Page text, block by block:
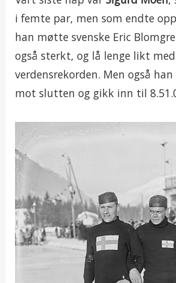
i femte par, men som endte
han møtte svenske Eric
også sterkt, og lå lenge likt med
verdensrekorden. Men også
mot slutten og gikk inn til